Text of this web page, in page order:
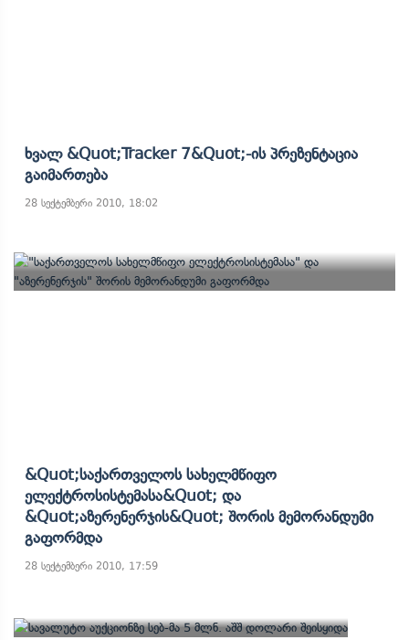
Ხვალ &quot;Tracker 7&quot;-Ის Პრეზენტაცია
Გაიმართება
28 სექტემბერი 2010, 18:02
&quot;საქართველოს Სახელმწიფო
Ელექტროსისტემასა&quot; Და
&quot;აზერენერჯის&quot; Შორის Მემორანდუმი
Გაფორმდა
28 სექტემბერი 2010, 17:59